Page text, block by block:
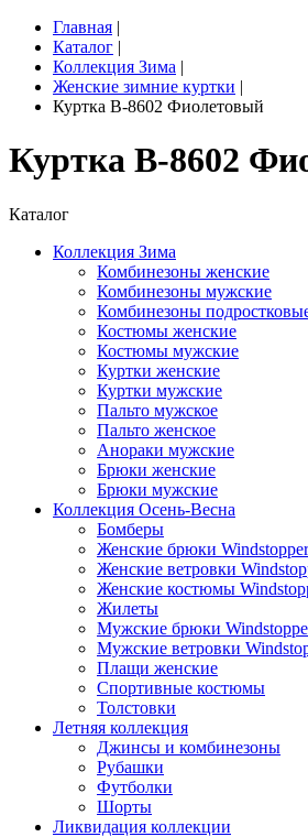
Главная |
Каталог |
Коллекция Зима |
Женские зимние куртки |
Куртка B-8602 Фиолетовый
Куртка B-8602
Каталог
Коллекция Зима
Комбинезоны женские
Комбинезоны мужские
Комбинезоны
Костюмы женские
Костюмы мужские
Куртки женские
Куртки мужские
Пальто мужское
Пальто женское
Анораки мужские
Брюки женские
Брюки мужские
Коллекция Осень-Весна
Бомберы
Женские брюки Windstopper
Женские ветровки
Женские костюмы
Жилеты
Мужские брюки
Мужские ветровки
Плащи женские
Спортивные костюмы
Толстовки
Летняя коллекция
Джинсы и комбинезоны
Рубашки
Футболки
Шорты
Ликвидация коллекции